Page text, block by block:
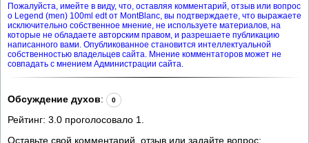
Пожалуйста, имейте в виду, что, оставляя комментарий, отзыв или вопрос
о Legend (men) 100ml edt от MontBlanc, вы подтверждаете, что выражаете
исключительно собственное мнение, не используете материалов, на
которые не обладаете авторским правом, и разрешаете публикацию
написанного вами. Опубликованное становится интеллектуальной
собственностью владельцев сайта. Мнение комментаторов может не
совпадать с мнением Администрации сайта.
Обсуждение духов: 0
Рейтинг: 3.0 проголосовало 1
Оставьте свой комментарий, отзыв или задайте вопрос: